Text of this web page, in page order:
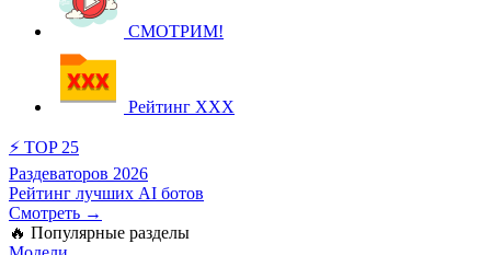
СМОТРИМ!
Рейтинг XXX
⚡ TOP 25
Раздеваторов 2026
Рейтинг лучших AI ботов
Смотреть →
🔥 Популярные разделы